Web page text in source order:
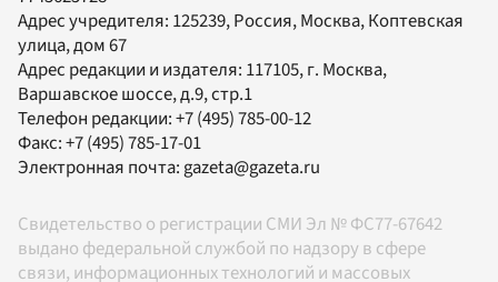
Адрес учредителя: 125239, Россия, Москва, Коптевская
улица, дом 67
Адрес редакции и издателя: 117105, г. Москва,
Варшавское шоссе, д.9, стр.1
Телефон редакции:+7 (495) 785-00-12
Факс:+7 (495) 785-17-01
Электронная почта:gazeta@gazeta.ru
Свидетельство о регистрации СМИ Эл № ФС77-67642
выдано федеральной службой по надзору в сфере
связи, информационных технологий и массовых